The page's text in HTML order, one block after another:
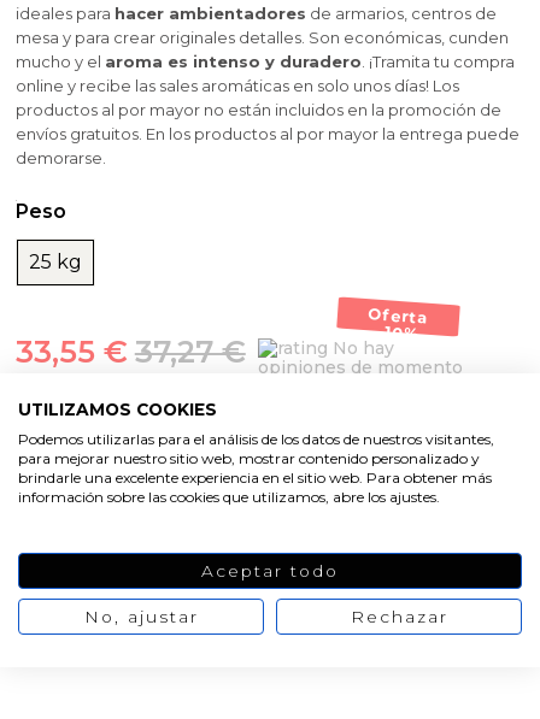
ideales para hacer ambientadores de armarios, centros de
mesa y para crear originales detalles. Son económicas, cunden
mucho y el aroma es intenso y duradero . ¡Tramita tu compra
online y recibe las sales aromáticas en solo unos días! Los
productos al por mayor no están incluidos en la promoción de
envíos gratuitos. En los productos al por mayor la entrega puede
demorarse.
Peso
25 kg
Oferta
-10%
37,27 €
33,55 €
No hay
opiniones de momento
AÑADIR AL CARRITO
UTILIZAMOS COOKIES
Podemos utilizarlas para el análisis de los datos de nuestros visitantes,
para mejorar nuestro sitio web, mostrar contenido personalizado y
brindarle una excelente experiencia en el sitio web. Para obtener más
información sobre las cookies que utilizamos, abre los ajustes.
Aceptar todo
No, ajustar Rechazar